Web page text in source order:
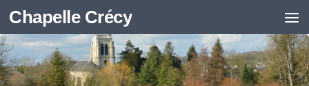
Skip to content
Chapelle Crécy